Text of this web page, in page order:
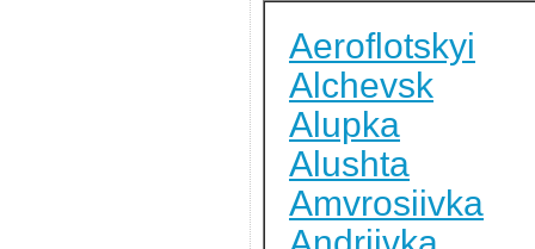
Aeroflotskyi
Alchevsk
Alupka
Alushta
Amvrosiivka